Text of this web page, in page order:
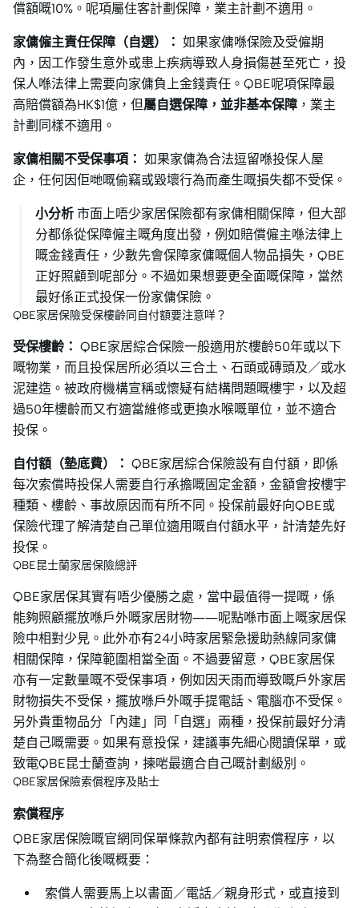
償額嘅10%。呢項屬住客計劃保障，業主計劃不適用。
家傭僱主責任保障（自選）： 如果家傭喺保險及受僱期
內，因工作發生意外或患上疾病導致人身損傷甚至死亡，投
保人喺法律上需要向家傭負上金錢責任。QBE呢項保障最
高賠償額為HK$1億，但屬自選保障，並非基本保障 ，業主
計劃同樣不適用。
家傭相關不受保事項： 如果家傭為合法逗留喺投保人屋
企，任何因佢哋嘅偷竊或毀壞行為而產生嘅損失都不受保。
小分析 市面上唔少家居保險都有家傭相關保障，但大部
分都係從保障僱主嘅角度出發，例如賠償僱主喺法律上
嘅金錢責任，少數先會保障家傭嘅個人物品損失，QBE
正好照顧到呢部分。不過如果想要更全面嘅保障，當然
最好係正式投保一份家傭保險。
QBE家居保險受保樓齡同自付額要注意咩？
受保樓齡： QBE家居綜合保險一般適用於樓齡50年或以下
嘅物業，而且投保居所必須以三合土、石頭或磚頭及／或水
泥建造。被政府機構宣稱或懷疑有結構問題嘅樓宇，以及超
過50年樓齡而又冇適當維修或更換水喉嘅單位，並不適合
投保。
自付額（墊底費）： QBE家居綜合保險設有自付額，即係
每次索償時投保人需要自行承擔嘅固定金額，金額會按樓宇
種類、樓齡、事故原因而有所不同。投保前最好向QBE或
保險代理了解清楚自己單位適用嘅自付額水平，計清楚先好
投保。
QBE昆士蘭家居保險總評
QBE家居保其實有唔少優勝之處，當中最值得一提嘅，係
能夠照顧擺放喺戶外嘅家居財物——呢點喺市面上嘅家居保
險中相對少見。此外亦有24小時家居緊急援助熱線同家傭
相關保障，保障範圍相當全面。不過要留意，QBE家居保
亦有一定數量嘅不受保事項，例如因天雨而導致嘅戶外家居
財物損失不受保，擺放喺戶外嘅手提電話、電腦亦不受保。
另外貴重物品分「內建」同「自選」兩種，投保前最好分清
楚自己嘅需要。如果有意投保，建議事先細心閱讀保單，或
致電QBE昆士蘭查詢，揀啱最適合自己嘅計劃級別。
QBE家居保險索償程序及貼士
索償程序
QBE家居保險嘅官網同保單條款內都有註明索償程序，以
下為整合簡化後嘅概要：
索償人需要馬上以書面／電話／親身形式，或直接到